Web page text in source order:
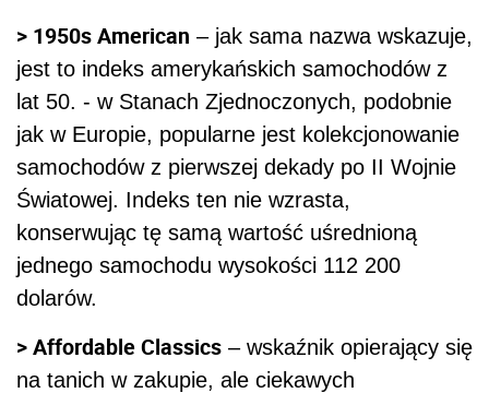
> 1950s American – jak sama nazwa wskazuje,
jest to indeks amerykańskich samochodów z
lat 50. - w Stanach Zjednoczonych, podobnie
jak w Europie, popularne jest kolekcjonowanie
samochodów z pierwszej dekady po II Wojnie
Światowej. Indeks ten nie wzrasta,
konserwując tę samą wartość uśrednioną
jednego samochodu wysokości 112 200
dolarów.
> Affordable Classics – wskaźnik opierający się
na tanich w zakupie, ale ciekawych